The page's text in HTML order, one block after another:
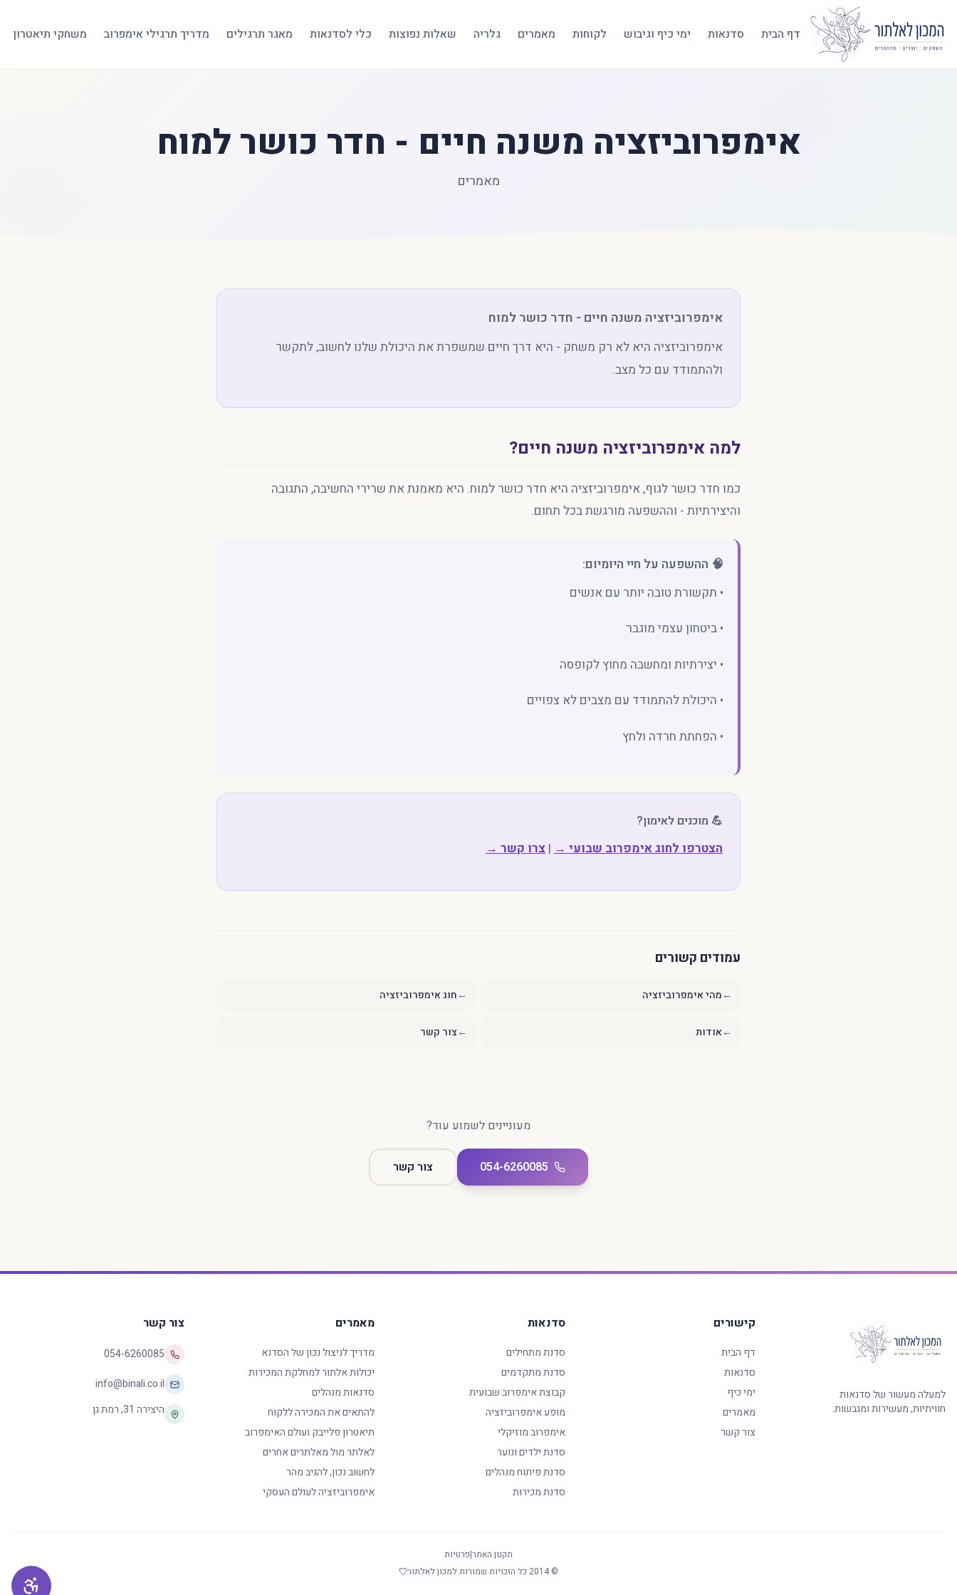
דף הבית סדנאות ימי כיף וגיבוש לקוחות מאמרים גלריה שאלות נפוצות כלי לסדנאות מאגר תרגילים מדריך תרגילי אימפרוב משחקי תיאטרון
אימפרוביזציה משנה חיים - חדר כושר למוח
מאמרים
אימפרוביזציה משנה חיים - חדר כושר למוח
אימפרוביזציה היא לא רק משחק - היא דרך חיים שמשפרת את היכולת שלנו לחשוב, לתקשר
ולהתמודד עם כל מצב.
למה אימפרוביזציה משנה חיים?
כמו חדר כושר לגוף, אימפרוביזציה היא חדר כושר למוח. היא מאמנת את שרירי החשיבה, התגובה
והיצירתיות - וההשפעה מורגשת בכל תחום.
🧠 ההשפעה על חיי היומיום:
• תקשורת טובה יותר עם אנשים
• ביטחון עצמי מוגבר
• יצירתיות ומחשבה מחוץ לקופסה
• היכולת להתמודד עם מצבים לא צפויים
• הפחתת חרדה ולחץ
💪 מוכנים לאימון?
הצטרפו לחוג אימפרוב שבועי → | צרו קשר →
עמודים קשורים
←מהי אימפרוביזציה ←חוג אימפרוביזציה
←אודות ←צור קשר
מעוניינים לשמוע עוד?
054-6260085 צור קשר
למעלה מעשור של סדנאות
חוויתיות, מעשירות ומגבשות.
קישורים
דף הבית
סדנאות
ימי כיף
מאמרים
צור קשר
סדנאות
סדנת מתחילים
סדנת מתקדמים
קבוצת אימפרוב שבועית
מופע אימפרוביזציה
אימפרוב מוזיקלי
סדנת ילדים ונוער
סדנת פיתוח מנהלים
סדנת מכירות
מאמרים
מדריך לניצול נכון של הסדנא
יכולות אלתור למחלקת המכירות
סדנאות מנהלים
להתאים את המכירה ללקוח
תיאטרון פלייבק ועולם האימפרוב
לאלתר מול מאלתרים אחרים
לחשוב נכון, להגיב מהר
אימפרוביזציה לעולם העסקי
צור קשר
054-6260085
info@binali.co.il
היצירה 31
,רמת גן
תקנון האתר|פרטיות
© 2014 כל הזכויות שמורות למכון לאלתור